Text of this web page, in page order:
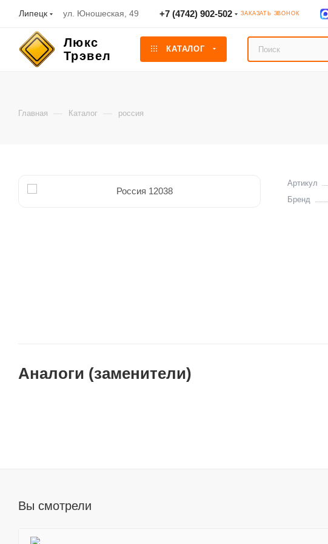
Липецк ул. Юношеская, 49 +7 (4742) 902-502 ЗАКАЗАТЬ ЗВОНОК
КАТАЛОГ
Главная — Каталог — россия
Артикул
Бренд
Аналоги (заменители)
Вы смотрели